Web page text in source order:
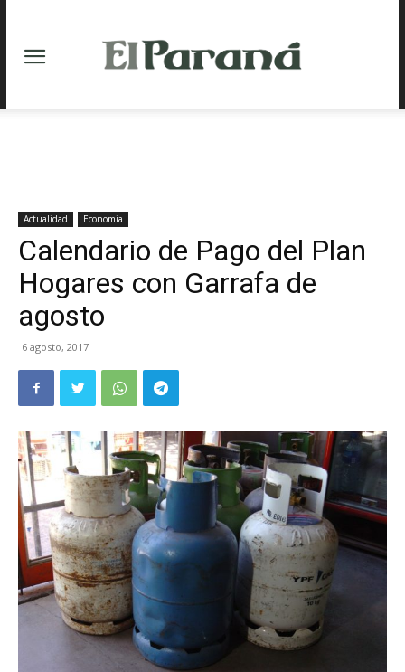
Actualidad Economia
Calendario de Pago del Plan
Hogares con Garrafa de
agosto
6 agosto, 2017